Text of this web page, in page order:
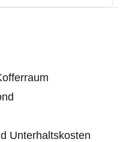
Unterhaltskosten